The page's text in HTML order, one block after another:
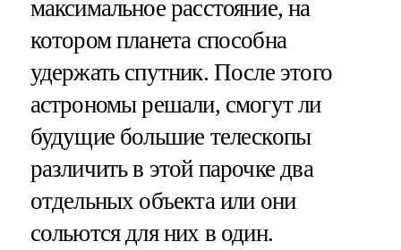
максимальное расстояние, на
котором планета способна
удержать спутник. После этого
астрономы решали, смогут ли
будущие большие телескопы
различить в этой парочке два
отдельных объекта или они
сольются для них в один.